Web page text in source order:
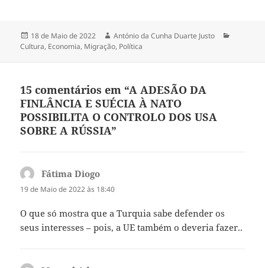
Publicado
a
18 de Maio de 2022 Autor
António da Cunha Duarte Justo
Cultura, Economia, Migração, Política
15 comentários em “A ADESÃO DA
FINLÂNCIA E SUÉCIA À NATO
POSSIBILITA O CONTROLO DOS USA
SOBRE A RÚSSIA”
Fátima Diogo
19 de Maio de 2022 às 18:40
O que só mostra que a Turquia sabe defender os
seus interesses – pois, a UE também o deveria fazer..